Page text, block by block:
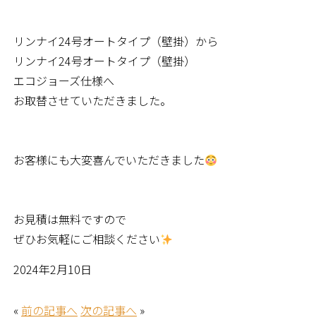
リンナイ24号オートタイプ（壁掛）から
リンナイ24号オートタイプ（壁掛）
エコジョーズ仕様へ
お取替させていただきました。
お客様にも大変喜んでいただきました
お見積は無料ですので
ぜひお気軽にご相談ください
2024年2月10日
« 前の記事へ 次の記事へ »